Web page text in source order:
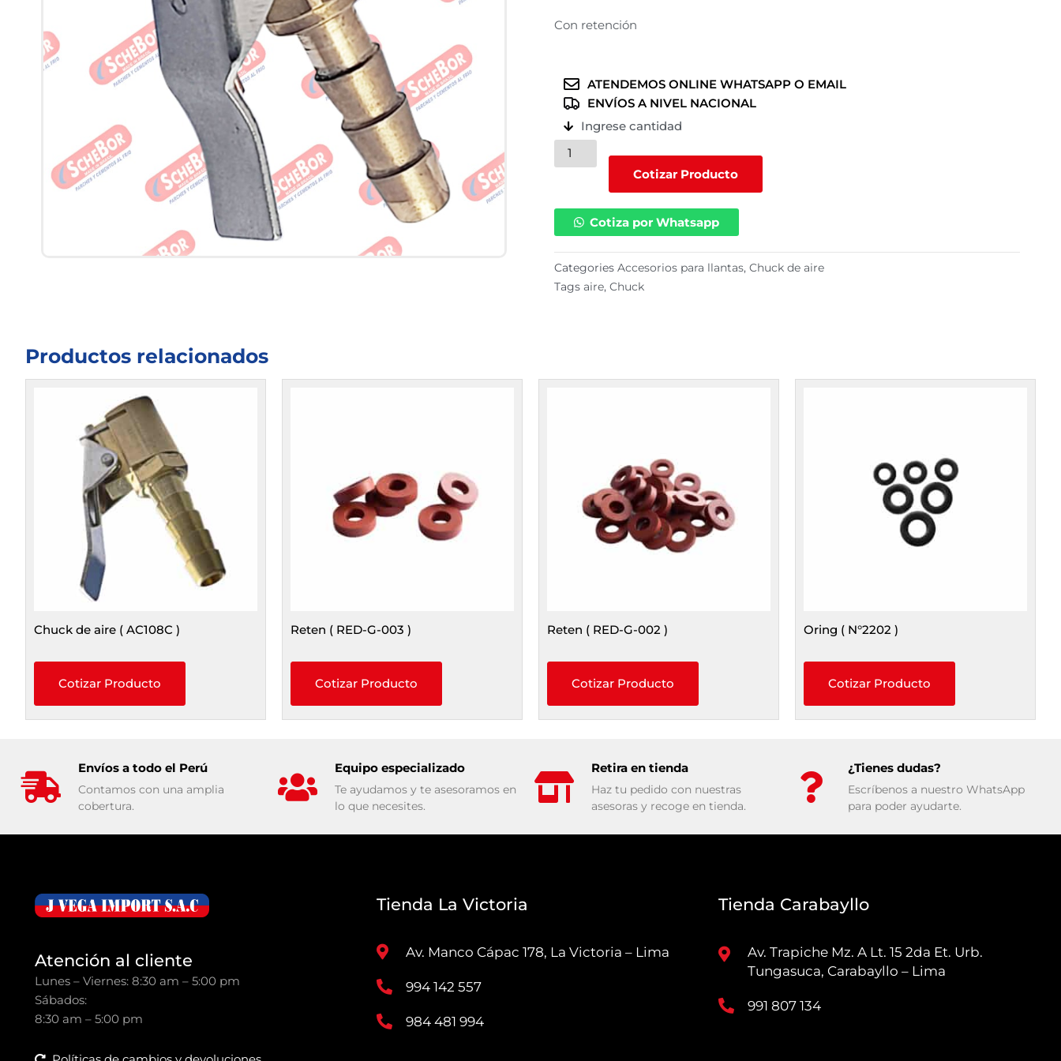
Con retención
ATENDEMOS ONLINE WHATSAPP O EMAIL
ENVÍOS A NIVEL NACIONAL
Ingrese cantidad
Chuck
de
R9030-
)
Con
Cotizar Producto
Cotiza por Whatsapp
Categories Accesorios para llantas, Chuck de aire
Tags aire, Chuck
Productos relacionados
Chuck de aire ( AC108C )
Cotizar Producto
Reten ( RED-G-003 )
Cotizar Producto
Reten ( RED-G-002 )
Cotizar Producto
Oring ( N°2202 )
Cotizar Producto
Envíos a todo el Perú
Contamos con una amplia
cobertura.
Equipo especializado
Te ayudamos y te asesoramos en
lo que necesites.
Retira en tienda
Haz tu pedido con nuestras
asesoras y recoge en tienda.
¿Tienes dudas?
Escríbenos a nuestro WhatsApp
para poder ayudarte.
Atención al cliente
Lunes – Viernes: 8:30 am – 5:00 pm
Sábados:
8:30 am – 5:00 pm
Tienda La Victoria
Av. Manco Cápac 178, La Victoria – Lima
994 142 557
984 481 994
Tienda Carabayllo
Av. Trapiche Mz. A Lt. 15 2da Et. Urb.
Tungasuca, Carabayllo – Lima
991 807 134